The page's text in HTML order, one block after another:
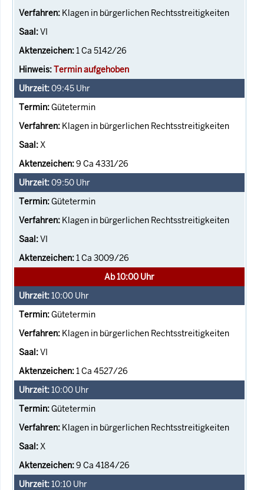
Klagen in bürgerlichen Rechtsstreitigkeiten
VI
1 Ca 5142/26
Termin aufgehoben
09:45 Uhr
Gütetermin
Klagen in bürgerlichen Rechtsstreitigkeiten
X
9 Ca 4331/26
09:50 Uhr
Gütetermin
Klagen in bürgerlichen Rechtsstreitigkeiten
VI
1 Ca 3009/26
Ab 10:00 Uhr
10:00 Uhr
Gütetermin
Klagen in bürgerlichen Rechtsstreitigkeiten
VI
1 Ca 4527/26
10:00 Uhr
Gütetermin
Klagen in bürgerlichen Rechtsstreitigkeiten
X
9 Ca 4184/26
10:10 Uhr